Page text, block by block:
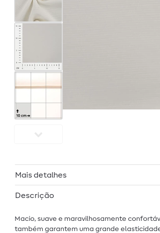
Mais detalhes
Descrição
Macio, suave e maravilhosamente
também garantem uma grande